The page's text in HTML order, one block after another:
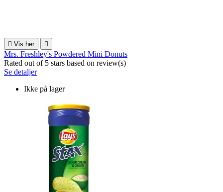
 Vis her 
Mrs. Freshley's Powdered Mini Donuts
Rated out of 5 stars based on review(s)
Se detaljer
Ikke på lager